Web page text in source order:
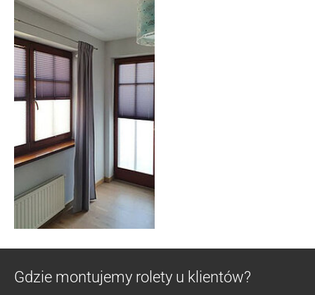
Gdzie montujemy rolety u klientów?